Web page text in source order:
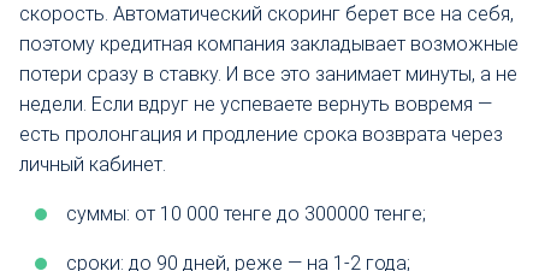
скорость. Автоматический скоринг берет все на себя,
поэтому кредитная компания закладывает возможные
потери сразу в ставку. И все это занимает минуты, а не
недели. Если вдруг не успеваете вернуть вовремя —
есть пролонгация и продление срока возврата через
личный кабинет.
суммы: от 10 000 тенге до 300000 тенге;
сроки: до 90 дней, реже — на 1-2 года;